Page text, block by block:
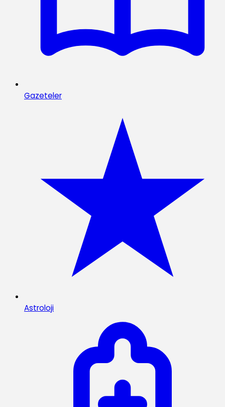
Gazeteler
Astroloji